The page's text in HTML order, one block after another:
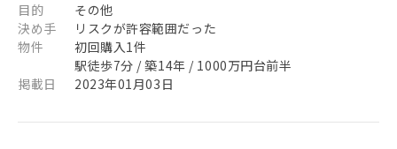
目的
その他
決め手
リスクが許容範囲だった
物件
初回購入1件
駅徒歩7分 / 築14年 / 1000万円台前半
掲載日
2023年01月03日